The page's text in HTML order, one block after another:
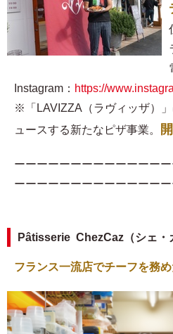
Instagram： https://
※「LAVIZZA（ラヴィッザ）
ュースする新たなピザ事業。
ーーーーーーーーーーーーー
ーーーーーーーーーーーーー
Pâtisserie ChezCaz（シェ・
フランス一流店でチーフを務